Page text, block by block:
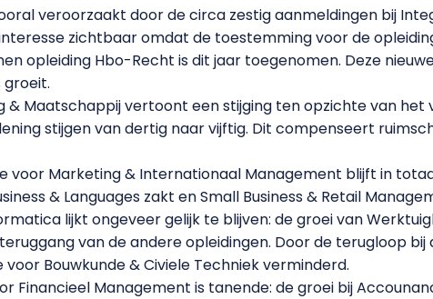
veroorzaakt door de circa zestig aanmeldingen bij
zichtbaar omdat de toestemming voor de
opleiding Hbo-Recht is dit jaar toegenomen. Deze
& Maatschappij vertoont een stijging ten opzichte van het
stijgen van dertig naar vijftig. Dit compenseert
voor Marketing & Internationaal Management blijft in
& Languages zakt en Small Business & Retail
lijkt ongeveer gelijk te blijven: de groei van
van de andere opleidingen. Door de terugloop bij
Bouwkunde & Civiele Techniek verminderd.
Financieel Management is tanende: de groei bij